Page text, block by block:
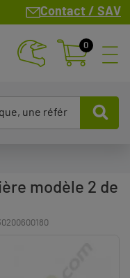
Contact / SAV
0
modèle 2 de